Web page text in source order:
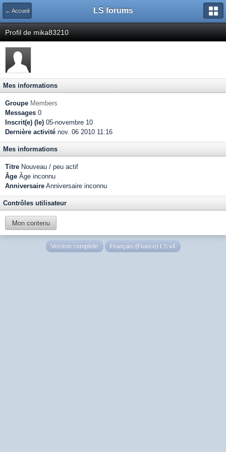
← Accueil LS forums
Profil de mika83210
Mes informations
Groupe Members
Messages 0
Inscrit(e) (le) 05-novembre 10
Dernière activité nov. 06 2010 11:16
Mes informations
Titre Nouveau / peu actif
Âge Âge inconnu
Anniversaire Anniversaire inconnu
Contrôles utilisateur
Mon contenu
Version complète Français (France) LS v4